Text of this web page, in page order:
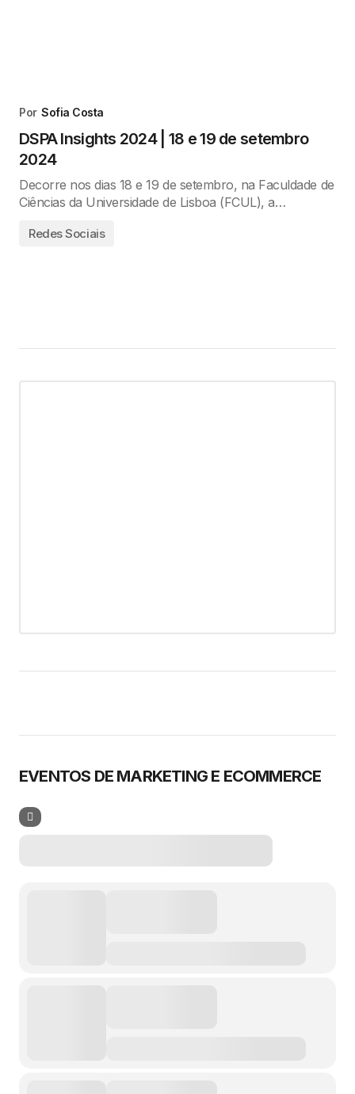
Por Sofia Costa
DSPA Insights 2024 | 18 e 19 de setembro
2024
Decorre nos dias 18 e 19 de setembro, na Faculdade de
Ciências da Universidade de Lisboa (FCUL), a…
Redes Sociais
EVENTOS DE MARKETING E ECOMMERCE